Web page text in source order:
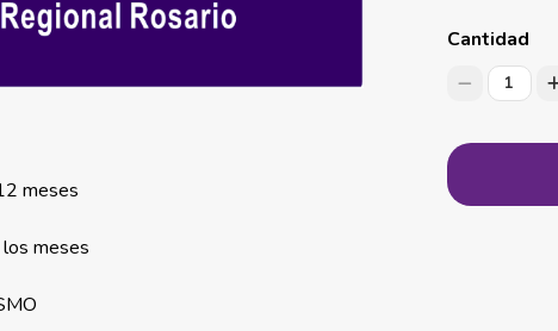
meses
los meses
Cantidad
1